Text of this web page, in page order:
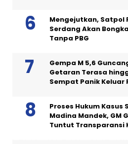
Mengejutkan, Satpol
Serdang Akan
Tanpa PBG
Gempa M 5,6
Getaran Terasa
Sempat Panik Keluar
Proses Hukum Kasus
Madina Mandek, GM
Tuntut Transparansi